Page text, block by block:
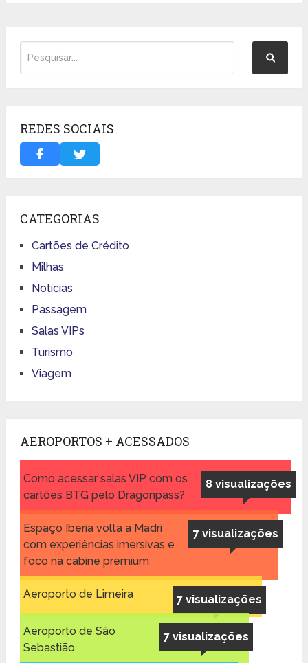
REDES SOCIAIS
CATEGORIAS
Cartões de Crédito
Milhas
Notícias
Passagem
Salas VIPs
Turismo
Viagem
AEROPORTOS + ACESSADOS
8 visualizações
Como acessar salas VIP com os
cartões BTG pelo Dragonpass?
7 visualizações
Espaço Iberia volta a Madri
com experiências imersivas e
foco na cabine premium
7 visualizações
Aeroporto de Limeira
7 visualizações
Aeroporto de São
Sebastião